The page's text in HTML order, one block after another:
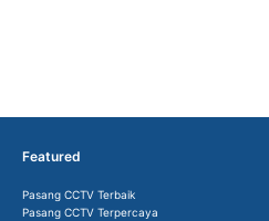
Featured
Pasang CCTV Terbaik
Pasang CCTV Terpercaya